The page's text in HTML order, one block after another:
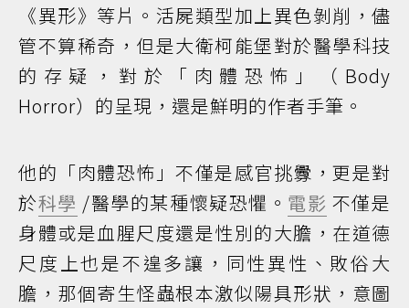
《異形》等片。活屍類型加上異色剝削，儘
管不算稀奇，但是大衛柯能堡對於醫學科技
的存疑，對於「肉體恐怖」（Body
Horror）的呈現，還是鮮明的作者手筆。
他的「肉體恐怖」不僅是感官挑釁，更是對
於科學 /醫學的某種懷疑恐懼。 電影 不僅是
身體或是血腥尺度還是性別的大膽，在道德
尺度上也是不遑多讓，同性異性、敗俗大
膽，那個寄生怪蟲根本激似陽具形狀，意圖